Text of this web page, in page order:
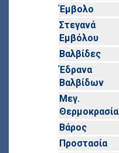
Έμβολο
Στεγανά
Εμβόλου
Βαλβίδες
Έδρανα
Βαλβίδων
Μεγ.
Θερμοκρασία
Βάρος
Προστασία